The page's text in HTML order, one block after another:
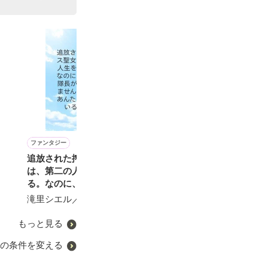
ファンタジー
追放された搾りカス聖女
は、第二の人生を謳歌す
る。なのに、激重騎士隊長
が放してくれません！ な
んだべ!?
滝里シエル／著
もっと見る
条件を変える